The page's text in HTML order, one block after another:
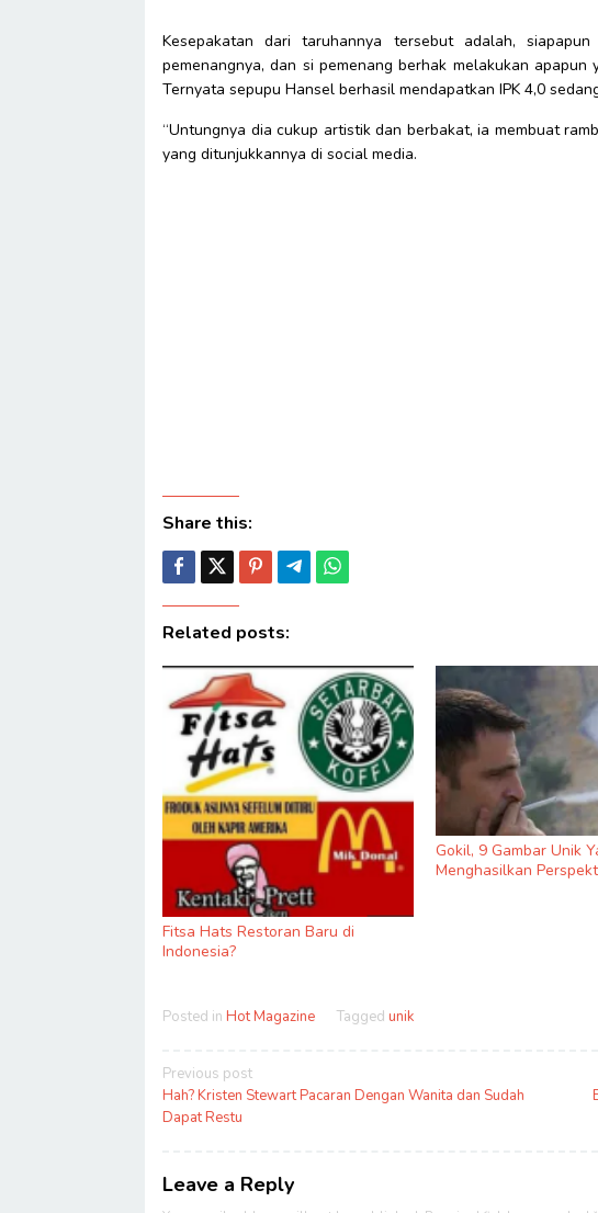
Kesepakatan dari taruhannya tersebut adalah,
pemenangnya, dan si pemenang berhak melakukan
Ternyata sepupu Hansel berhasil mendapatkan IPK 4,0
“Untungnya dia cukup artistik dan berbakat, ia membuat
yang ditunjukkannya di social media.
Share this:
Related posts:
Fitsa Hats Restoran Baru di
Indonesia?
Gokil, 9 Gambar Unik
Menghasilkan
Posted in Hot Magazine Tagged unik
Post
navigation
Previous post
Hah? Kristen Stewart Pacaran Dengan Wanita dan Sudah
Dapat Restu
Leave a Reply